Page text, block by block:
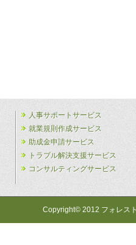
人事サポートサービス
就業規則作成サービス
助成金申請サービス
トラブル解決支援サービス
コンサルティングサービス
Copyright© 2012 フォレス